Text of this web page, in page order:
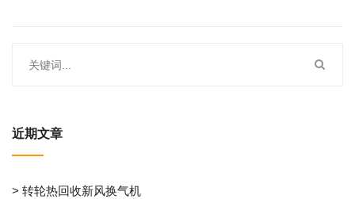
近期文章
> 转轮热回收新风换气机